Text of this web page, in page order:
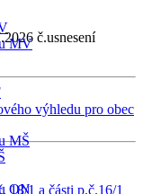
MV
MŠ
ON
č.usnesení
výhledu pro obec
18/1 a části p.č.16/1